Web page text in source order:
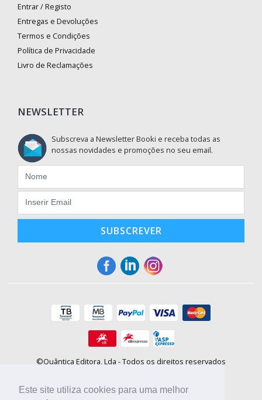
Este site utiliza cookies para uma melhor
Entrar / Registo
Entregas e Devoluções
Termos e Condições
Política de Privacidade
Livro de Reclamações
NEWSLETTER
Subscreva a Newsletter Booki e receba todas as
nossas novidades e promoções no seu email.
SUBSCREVER
©Quântica Editora, Lda - Todos os direitos reservados
E-mail: info@booki.pt
Tel.: +351 220 104 872(custo de chamada para a rede fixa